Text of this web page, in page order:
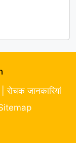
जानकारियां